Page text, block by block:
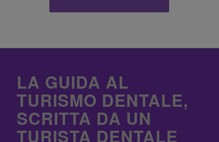
LA GUIDA AL
TURISMO DENTALE,
SCRITTA DA UN
TURISTA DENTALE